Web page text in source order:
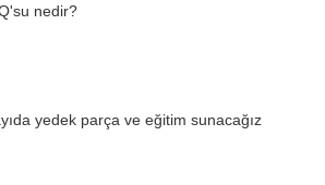
nedir?
yedek parça ve eğitim sunacağız